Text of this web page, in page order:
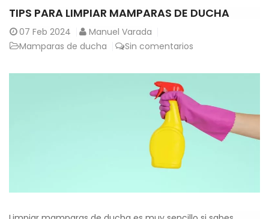
TIPS PARA LIMPIAR MAMPARAS DE DUCHA
07 Feb 2024
Manuel Varada
Mamparas de ducha
Sin comentarios